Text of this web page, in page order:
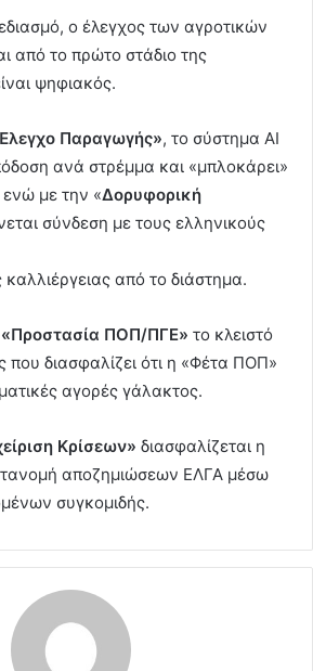
ο έλεγχος των αγροτικών
από το πρώτο στάδιο της
ψηφιακός.
Παραγωγής», το σύστηµα AI
ανά στρέµµα και «µπλοκάρει»
ενώ με την «Δορυφορική
σύνδεση µε τους ελληνικούς
καλλιέργειας από το διάστηµα.
«Προστασία ΠΟΠ/ΠΓΕ» το κλειστό
που διασφαλίζει ότι η «Φέτα ΠΟΠ»
αγορές γάλακτος.
Κρίσεων» διασφαλίζεται η
αποζηµιώσεων ΕΛΓΑ µέσω
συγκοµιδής.